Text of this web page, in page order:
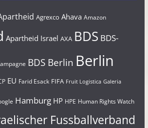
Agrexco Ahava Amazon
Apartheid Israel AXA BDS BDS-
BDS Berlin Berlin
EU Farid Esack FIFA Fruit Logistica Galeria
Hamburg HP HPE Human Rights Watch
Fussballverband